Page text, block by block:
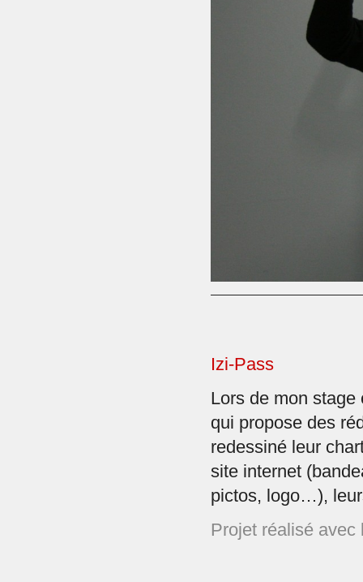
Izi-Pass
Lors de mon
qui propose des
redessiné leur
site internet
pictos, logo…),
Projet réalisé avec